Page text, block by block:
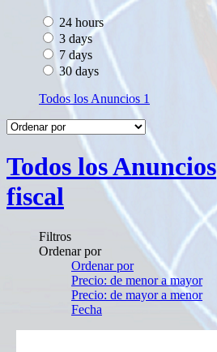
24 hours
3 days
7 days
30 days
Todos los Anuncios 1
Todos los Anuncios
fiscal
Filtros
Ordenar por
Ordenar por
Precio: de menor a mayor
Precio: de mayor a menor
Fecha